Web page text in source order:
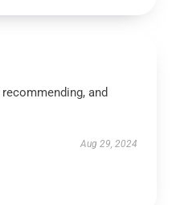
and
Aug 29, 2024